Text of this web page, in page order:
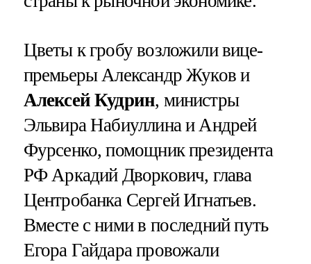
Цветы к гробу возложили вице-
премьеры Александр Жуков и
Алексей Кудрин, министры
Эльвира Набиуллина и Андрей
Фурсенко, помощник президента
РФ Аркадий Дворкович, глава
Центробанка Сергей Игнатьев.
Вместе с ними в последний путь
Егора Гайдара провожали